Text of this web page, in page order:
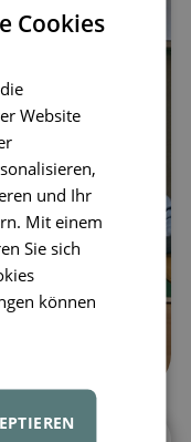
Cookies
Website
und Ihr
Mit einem
Sie sich
können